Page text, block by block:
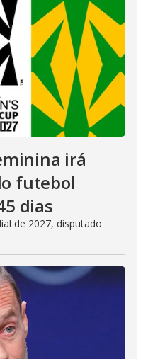
irá
futebol
dias
de 2027, disputado